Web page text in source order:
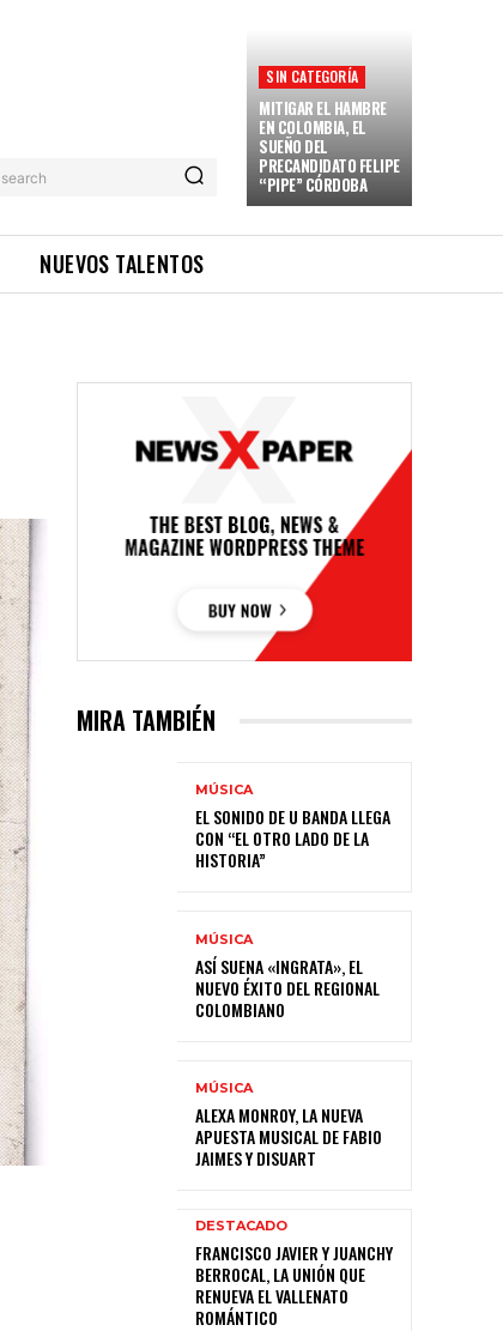
search
SIN CATEGORÍA
MITIGAR EL HAMBRE
EN COLOMBIA, EL
SUEÑO DEL
PRECANDIDATO FELIPE
“PIPE” CÓRDOBA
NUEVOS TALENTOS
MIRA TAMBIÉN
MÚSICA
EL SONIDO DE U BANDA LLEGA
CON “EL OTRO LADO DE LA
HISTORIA”
MÚSICA
ASÍ SUENA «INGRATA», EL
NUEVO ÉXITO DEL REGIONAL
COLOMBIANO
MÚSICA
ALEXA MONROY, LA NUEVA
APUESTA MUSICAL DE FABIO
JAIMES Y DISUART
DESTACADO
FRANCISCO JAVIER Y JUANCHY
BERROCAL, LA UNIÓN QUE
RENUEVA EL VALLENATO
ROMÁNTICO